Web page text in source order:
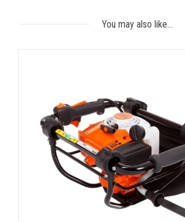
You may also like…